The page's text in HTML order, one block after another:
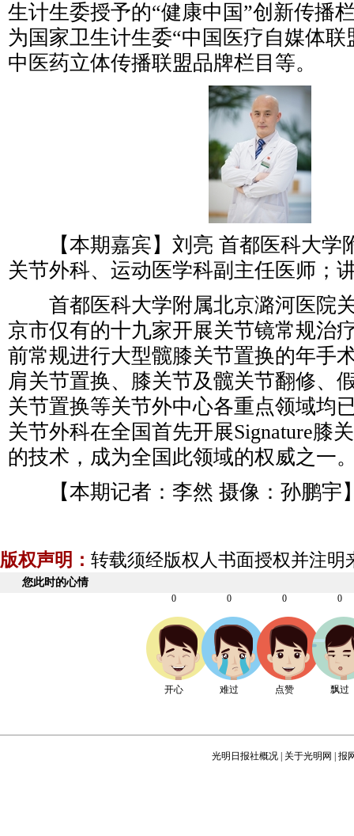
生计生委授予的“健康中国”创新传播
为国家卫生计生委“中国医疗自媒体联
中医药立体传播联盟品牌栏目等。
【本期嘉宾】刘亮 首都医科大学
关节外科、运动医学科副主任医师；
首都医科大学附属北京潞河医院
京市仅有的十九家开展关节镜常规治
前常规进行大型髋膝关节置换的年手
肩关节置换、膝关节及髋关节翻修、
关节置换等关节外中心各重点领域均
关节外科在全国首先开展Signature膝
的技术，成为全国此领域的权威之一
【本期记者：李然 摄像：孙鹏宇
版权声明： 转载须经版权人书面授权并注明
您此时的心情
0
开心
0
难过
0
点赞
0
飘过
光明日报社概况 关于光明网 报